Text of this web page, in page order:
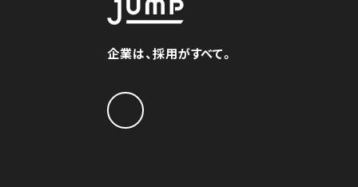
企業は、採用がすべて。